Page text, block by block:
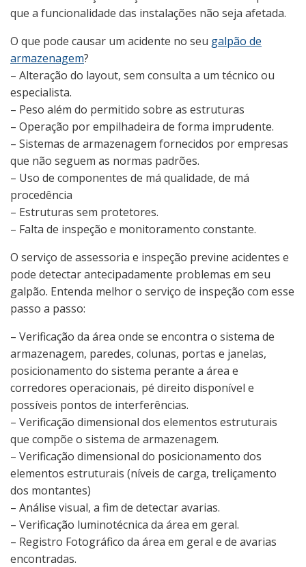
que a funcionalidade das instalações não seja afetada.
O que pode causar um acidente no seu galpão de
armazenagem?
– Alteração do layout, sem consulta a um técnico ou
especialista.
– Peso além do permitido sobre as estruturas
– Operação por empilhadeira de forma imprudente.
– Sistemas de armazenagem fornecidos por empresas
que não seguem as normas padrões.
– Uso de componentes de má qualidade, de má
procedência
– Estruturas sem protetores.
– Falta de inspeção e monitoramento constante.
O serviço de assessoria e inspeção previne acidentes e
pode detectar antecipadamente problemas em seu
galpão. Entenda melhor o serviço de inspeção com esse
passo a passo:
– Verificação da área onde se encontra o sistema de
armazenagem, paredes, colunas, portas e janelas,
posicionamento do sistema perante a área e
corredores operacionais, pé direito disponível e
possíveis pontos de interferências.
– Verificação dimensional dos elementos estruturais
que compõe o sistema de armazenagem.
– Verificação dimensional do posicionamento dos
elementos estruturais (níveis de carga, treliçamento
dos montantes)
– Análise visual, a fim de detectar avarias.
– Verificação luminotécnica da área em geral.
– Registro Fotográfico da área em geral e de avarias
encontradas.